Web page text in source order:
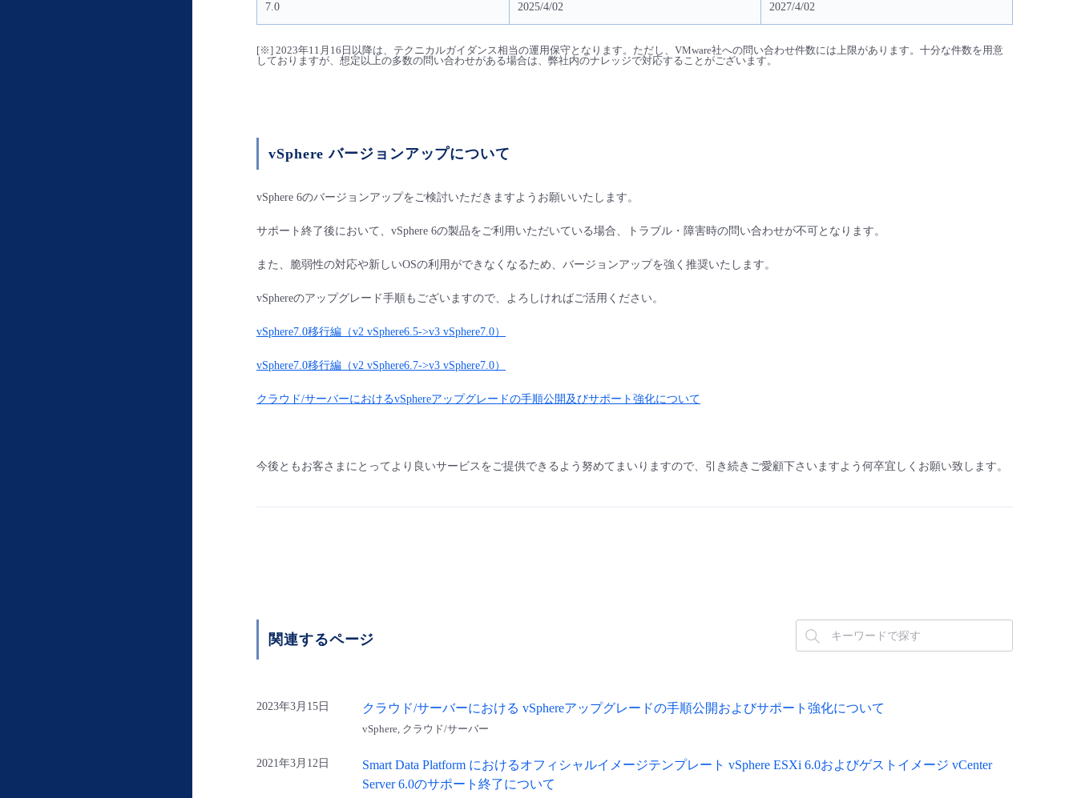
7.0 2025/4/02 2027/4/02
[※] 2023年11月16日以降は、テクニカルガイダンス相当の運用保守となります。ただし、VMware社への問い合わせ件数には上限があります。十分な件数を用意
しておりますが、想定以上の多数の問い合わせがある場合は、弊社内のナレッジで対応することがございます。
vSphere バージョンアップについて
vSphere 6のバージョンアップをご検討いただきますようお願いいたします。
サポート終了後において、vSphere 6の製品をご利用いただいている場合、トラブル・障害時の問い合わせが不可となります。
また、脆弱性の対応や新しいOSの利用ができなくなるため、バージョンアップを強く推奨いたします。
vSphereのアップグレード手順もございますので、よろしければご活用ください。
vSphere7.0移行編（v2 vSphere6.5->v3 vSphere7.0）
vSphere7.0移行編（v2 vSphere6.7->v3 vSphere7.0）
クラウド/サーバーにおけるvSphereアップグレードの手順公開及びサポート強化について
今後ともお客さまにとってより良いサービスをご提供できるよう努めてまいりますので、引き続きご愛顧下さいますよう何卒宜しくお願い致します。
関連するページ
2023年3月15日 クラウド/サーバーにおける vSphereアップグレードの手順公開およびサポート強化について
vSphere, クラウド/サーバー
2021年3月12日
Smart Data Platform におけるオフィシャルイメージテンプレート vSphere ESXi 6.0およびゲストイメージ vCenter
Server 6.0のサポート終了について